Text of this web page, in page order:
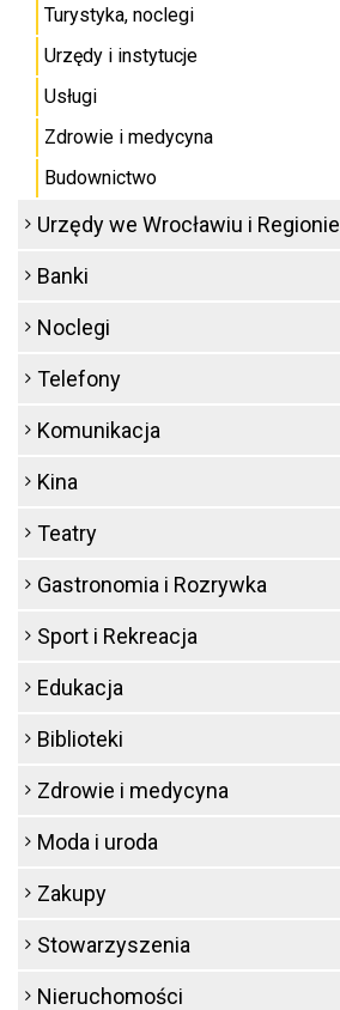
Turystyka, noclegi
Urzędy i instytucje
Usługi
Zdrowie i medycyna
Budownictwo
Urzędy we Wrocławiu i Regionie
Banki
Noclegi
Telefony
Komunikacja
Kina
Teatry
Gastronomia i Rozrywka
Sport i Rekreacja
Edukacja
Biblioteki
Zdrowie i medycyna
Moda i uroda
Zakupy
Stowarzyszenia
Nieruchomości